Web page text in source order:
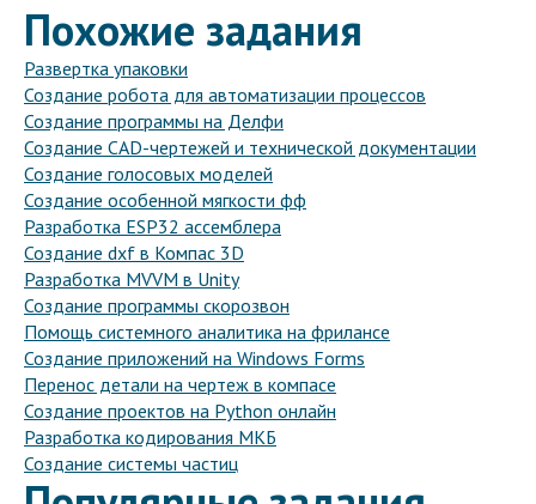
Похожие задания
Развертка упаковки
Создание робота для автоматизации процессов
Создание программы на Делфи
Создание CAD-чертежей и технической документации
Создание голосовых моделей
Создание особенной мягкости фф
Разработка ESP32 ассемблера
Создание dxf в Компас 3D
Разработка MVVM в Unity
Создание программы скорозвон
Помощь системного аналитика на фрилансе
Создание приложений на Windows Forms
Перенос детали на чертеж в компасе
Создание проектов на Python онлайн
Разработка кодирования МКБ
Создание системы частиц